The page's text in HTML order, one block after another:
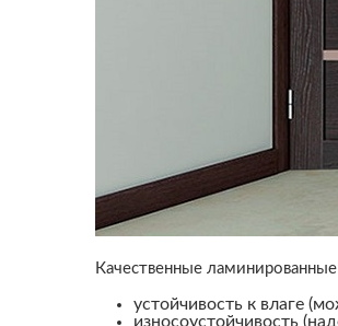
Качественные
устойчивость к влаге
износоустойчивость